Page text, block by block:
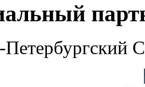
Петербургский